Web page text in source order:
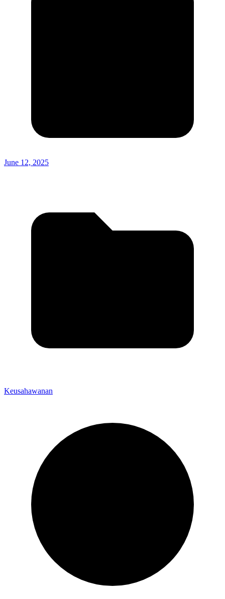
June 12, 2025
Keusahawanan